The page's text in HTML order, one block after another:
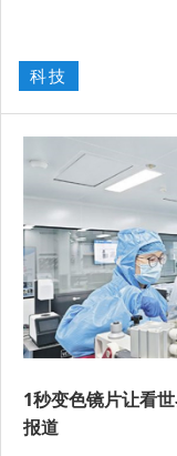
科技
1秒变色镜片让看
报道